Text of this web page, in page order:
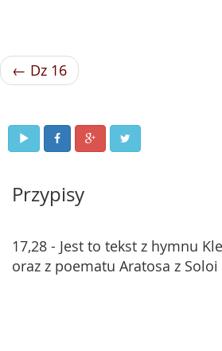
← Dz 16
Przypisy
17,28 - Jest to tekst z hymnu
oraz z poematu Aratosa z